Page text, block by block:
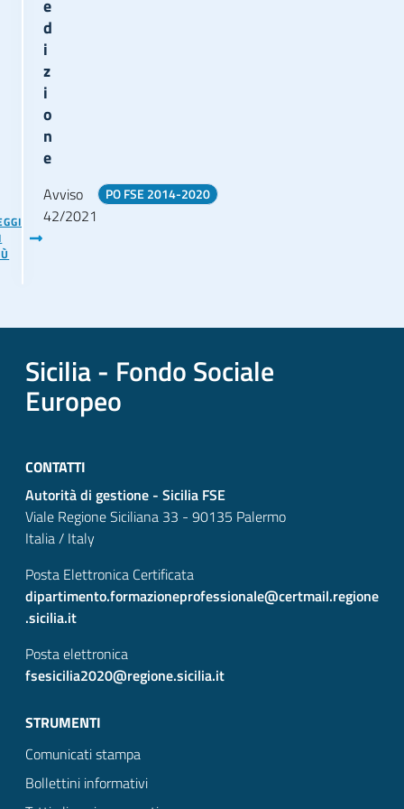
e
d
i
z
i
o
n
e
Avviso
42/2021
PO FSE 2014-2020
Sicilia - Fondo Sociale
Europeo
CONTATTI
Autorità di gestione - Sicilia FSE
Viale Regione Siciliana 33 - 90135 Palermo
Italia / Italy
Posta Elettronica Certificata
dipartimento.formazioneprofessionale@certmail.regione
.sicilia.it
Posta elettronica
fsesicilia2020@regione.sicilia.it
STRUMENTI
Comunicati stampa
Bollettini informativi